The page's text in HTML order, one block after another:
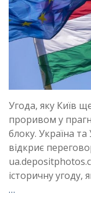
Угода, яку Київ
проривом у
блоку. Україна
відкриє
історичну угоду,
…